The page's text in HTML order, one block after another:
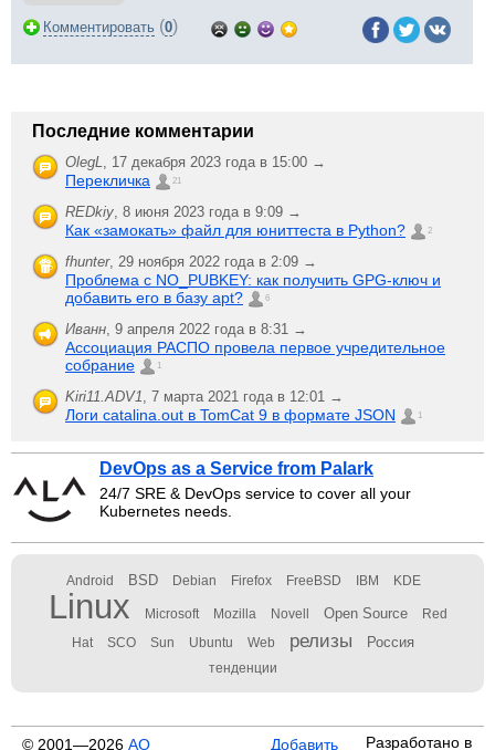
Комментировать (0)
Последние комментарии
OlegL, 17 декабря 2023 года в 15:00 →
Перекличка 21
REDkiy, 8 июня 2023 года в 9:09 →
Как «замокать» файл для юниттеста в Python? 2
fhunter, 29 ноября 2022 года в 2:09 →
Проблема с NO_PUBKEY: как получить GPG-ключ и
добавить его в базу apt?
6
Иванн, 9 апреля 2022 года в 8:31 →
Ассоциация РАСПО провела первое учредительное
собрание
1
Kiri11.ADV1, 7 марта 2021 года в 12:01 →
Логи catalina.out в TomCat 9 в формате JSON 1
DevOps as a Service from Palark
24/7 SRE & DevOps service to cover all your
Kubernetes needs.
Android BSD Debian Firefox FreeBSD IBM KDE
Linux Microsoft Mozilla Novell Open Source Red
Hat SCO Sun Ubuntu Web релизы Россия
тенденции
© 2001—2026 АО Добавить Разработано в